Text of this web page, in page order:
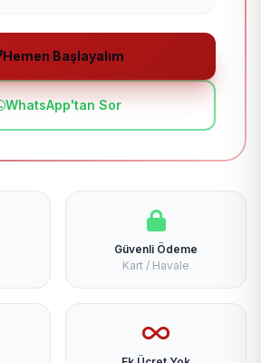
Hemen Başlayalım
WhatsApp'tan Sor
Güvenli Ödeme
Kart / Havale